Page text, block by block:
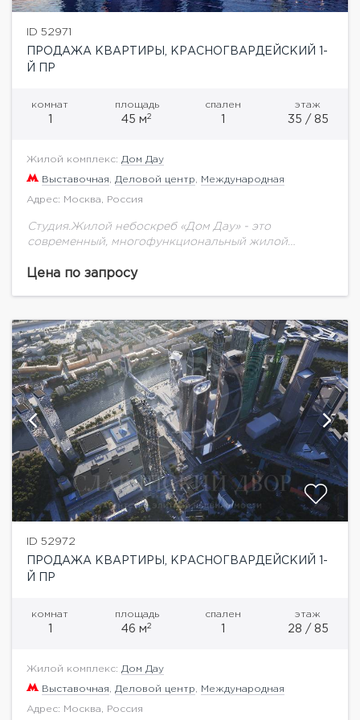
ID 52971
ПРОДАЖА КВАРТИРЫ, КРАСНОГВАРДЕЙСКИЙ 1-
Й ПР
комнат
1
площадь
45 м2
спален
1
этаж
35 / 85
Жилой комплекс: Дом Дау
Выставочная Деловой центр Международная
Адрес: Москва, Россия
Студия.Жилой небоскреб «Дом Дау» - это
современный, многофункциональный жилой
инфраструктурой. Не смотря на близость к
Цена по запросу
ID 52972
ПРОДАЖА КВАРТИРЫ, КРАСНОГВАРДЕЙСКИЙ 1-
Й ПР
комнат
1
площадь
46 м2
спален
1
этаж
28 / 85
Жилой комплекс: Дом Дау
Выставочная Деловой центр Международная
Адрес: Москва, Россия